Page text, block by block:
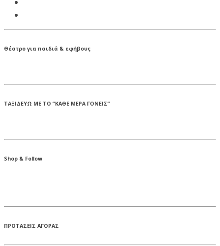
Θέατρο για παιδιά & εφήβους
ΤΑΞΙΔΕΥΩ ΜΕ ΤΟ “ΚΑΘΕ ΜΕΡΑ ΓΟΝΕΙΣ”
Shop & Follow
ΠΡΟΤΑΣΕΙΣ ΑΓΟΡΑΣ